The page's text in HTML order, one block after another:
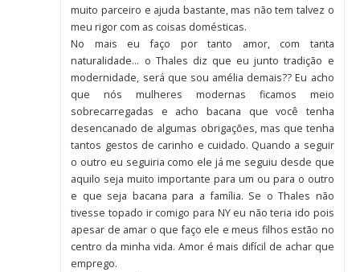
muito parceiro e ajuda bastante, mas não tem talvez o
meu rigor com as coisas domésticas.
No mais eu faço por tanto amor, com tanta
naturalidade… o Thales diz que eu junto tradição e
modernidade, será que sou amélia demais?? Eu acho
que nós mulheres modernas ficamos meio
sobrecarregadas e acho bacana que você tenha
desencanado de algumas obrigações, mas que tenha
tantos gestos de carinho e cuidado. Quando a seguir
o outro eu seguiria como ele já me seguiu desde que
aquilo seja muito importante para um ou para o outro
e que seja bacana para a família. Se o Thales não
tivesse topado ir comigo para NY eu não teria ido pois
apesar de amar o que faço ele e meus filhos estão no
centro da minha vida. Amor é mais difícil de achar que
emprego.